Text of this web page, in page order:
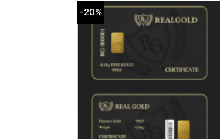
-20%